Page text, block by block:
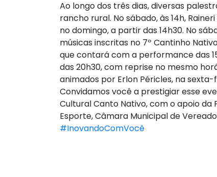
Ao longo dos três dias, diversas
rancho rural. No sábado, às 14h,
no domingo, a partir das 14h30. No
músicas inscritas no 7º Cantinho
que contará com a performance das
das 20h30, com reprise no mesmo
animados por Erlon Péricles, na
Convidamos você a prestigiar esse
Cultural Canto Nativo, com o apoio da
Esporte, Câmara Municipal de
#InovandoComVocê